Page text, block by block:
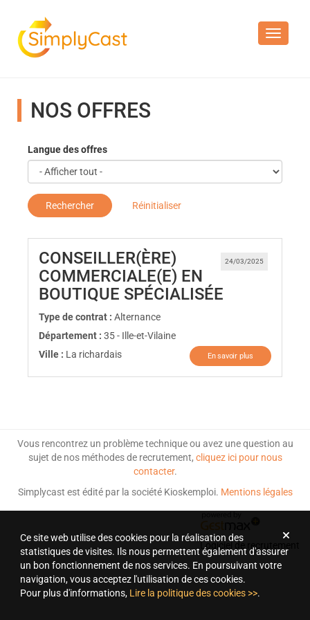
Ce site web utilise des cookies pour la réalisation des
statistiques de visites. Ils nous permettent également d'assurer
un bon fonctionnement de nos services. En poursuivant votre
navigation, vous acceptez l'utilisation de ces cookies.
Pour plus d'informations, Lire la politique des cookies >>.
Toggle
NOS OFFRES
Langue des offres
Rechercher Réinitialiser
24/03/2025
CONSEILLER(ÈRE)
COMMERCIALE(E) EN
BOUTIQUE SPÉCIALISÉE
Type de contrat : Alternance
Département : 35 - Ille-et-Vilaine
Ville : La richardais En savoir plus
Vous rencontrez un problème technique ou avez une question au
sujet de nos méthodes de recrutement, cliquez ici pour nous
contacter.
Simplycast est édité par la société Kioskemploi. Mentions légales
Logiciel de recrutement